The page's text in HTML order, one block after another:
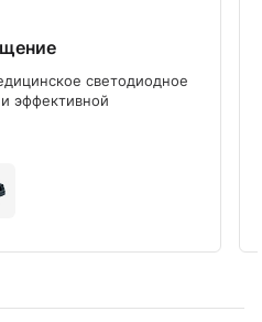
светодиодное
эффективной